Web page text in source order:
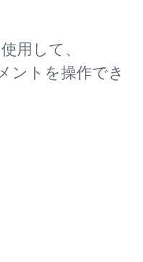
用して、
ントを操作でき